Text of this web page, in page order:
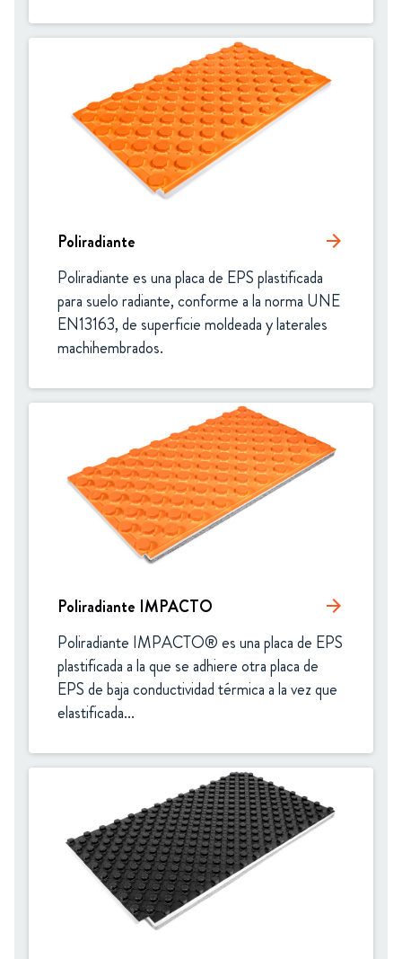
Poliradiante arrow_forward
Poliradiante es una placa de EPS plastificada
para suelo radiante, conforme a la norma UNE
EN13163, de superficie moldeada y laterales
machihembrados.
Poliradiante IMPACTO arrow_forward
Poliradiante IMPACTO® es una placa de EPS
plastificada a la que se adhiere otra placa de
EPS de baja conductividad térmica a la vez que
elastificada...